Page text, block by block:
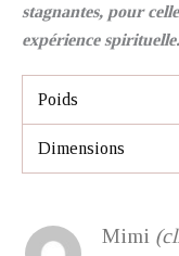
stagnantes, pour
expérience spirituelle.
Poids
Dimensions
Mimi